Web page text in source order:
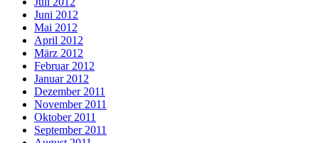
Juni 2012
Mai 2012
April 2012
März 2012
Februar 2012
Januar 2012
Dezember 2011
November 2011
Oktober 2011
September 2011